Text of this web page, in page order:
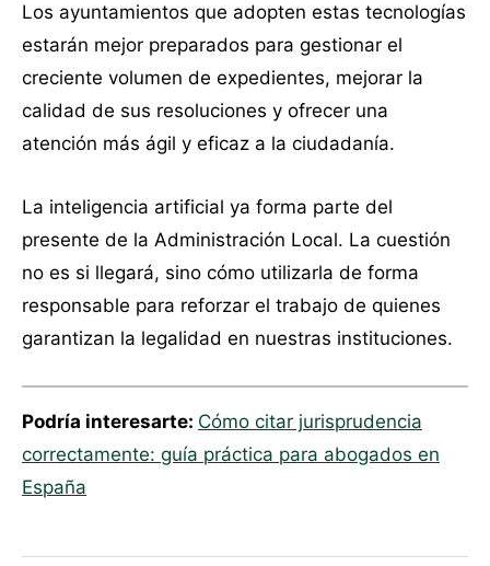
Los ayuntamientos que adopten estas tecnologías
estarán mejor preparados para gestionar el
creciente volumen de expedientes, mejorar la
calidad de sus resoluciones y ofrecer una
atención más ágil y eficaz a la ciudadanía.
La inteligencia artificial ya forma parte del
presente de la Administración Local. La cuestión
no es si llegará, sino cómo utilizarla de forma
responsable para reforzar el trabajo de quienes
garantizan la legalidad en nuestras instituciones.
Podría interesarte: Cómo citar jurisprudencia
correctamente: guía práctica para abogados en
España